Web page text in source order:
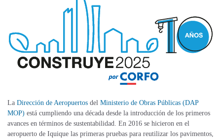
La Dirección de Aeropuertos del Ministerio de Obras Públicas (DAP
MOP) está cumpliendo una década desde la introducción de los primeros
avances en términos de sustentabilidad. En 2016 se hicieron en el
aeropuerto de Iquique las primeras pruebas para reutilizar los pavimentos,